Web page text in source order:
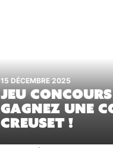
15 DÉCEMBRE 2025
JEU
GAGNEZ UNE
CREUSET !